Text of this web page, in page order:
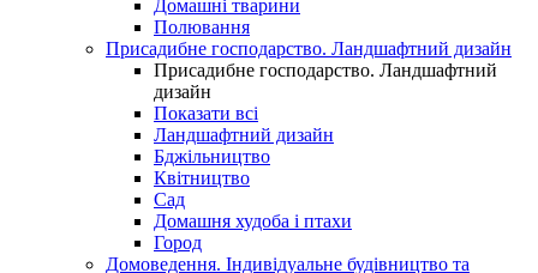
Домашні тварини
Полювання
Присадибне господарство. Ландшафтний дизайн
Присадибне господарство. Ландшафтний
дизайн
Показати всі
Ландшафтний дизайн
Бджільництво
Квітництво
Сад
Домашня худоба і птахи
Город
Домоведення. Індивідуальне будівництво та